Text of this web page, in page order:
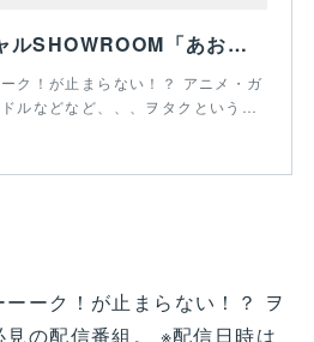
空野青空オフィシャルSHOWROOM「あおにゃルウム」
ク！が止まらない！？ アニメ・ガ
ルなどなど、、、ヲタクという…
ーク！が止まらない！？ ヲ
の配信番組。 ※配信日時は